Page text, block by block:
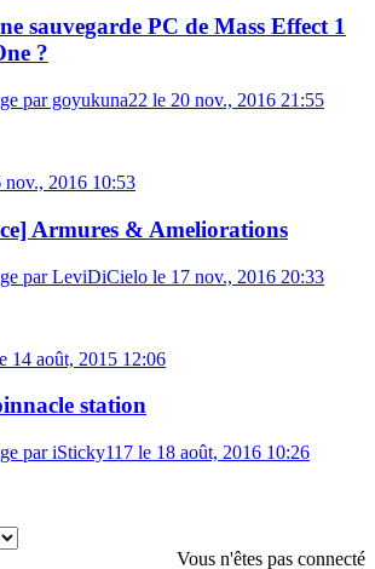
sauvegarde PC de Mass Effect 1
?
par goyukuna22 le 20 nov., 2016 21:55
2016 10:53
Armures & Ameliorations
par LeviDiCielo le 17 nov., 2016 20:33
14 août, 2015 12:06
station
par iSticky117 le 18 août, 2016 10:26
Vous n'êtes pas connecté